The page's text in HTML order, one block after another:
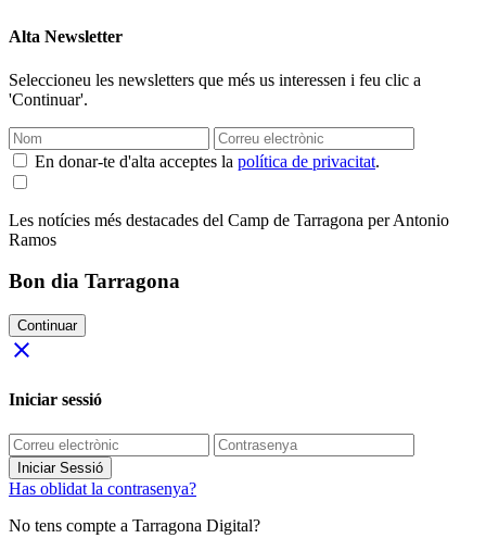
Alta Newsletter
Seleccioneu les newsletters que més us interessen i feu clic a
'Continuar'.
En donar-te d'alta acceptes la política de privacitat.
Les notícies més destacades del Camp de Tarragona per Antonio
Ramos
Bon dia Tarragona
Continuar
close
Iniciar sessió
Iniciar Sessió
Has oblidat la contrasenya?
No tens compte a Tarragona Digital?